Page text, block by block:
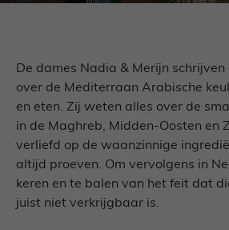
De dames Nadia & Merijn
over de Mediterraan Arabische
en eten. Zij weten alles over de
in de Maghreb, Midden-Oosten en
verliefd op de waanzinnige
altijd proeven. Om vervolgens in
keren en te balen van het feit dat
juist niet verkrijgbaar is.